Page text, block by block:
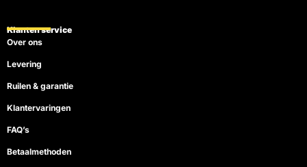
o
o
b
Klanten service
Over ons
Levering
Ruilen & garantie
Klantervaringen
FAQ’s
Betaalmethoden